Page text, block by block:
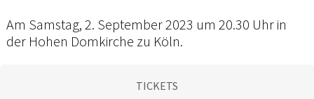
Am Samstag, 2. September 2023 um 20.30 Uhr in
der Hohen Domkirche zu Köln.
TICKETS